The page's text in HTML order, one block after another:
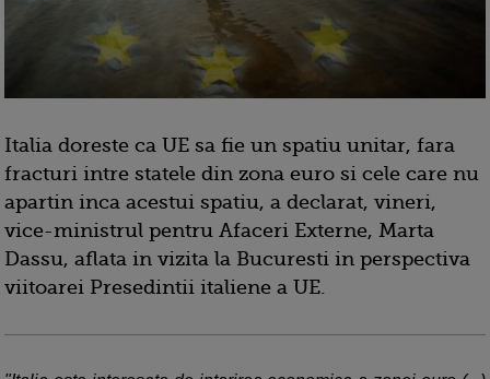
Italia doreste ca UE sa fie un spatiu unitar, fara
fracturi intre statele din zona euro si cele care nu
apartin inca acestui spatiu, a declarat, vineri,
vice-ministrul pentru Afaceri Externe, Marta
Dassu, aflata in vizita la Bucuresti in perspectiva
viitoarei Presedintii italiene a UE.